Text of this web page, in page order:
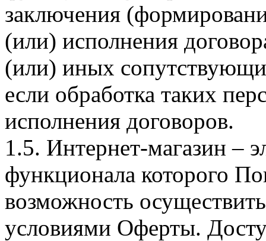
заключения
(или) исполнения
(или) иных
если обработка таких
исполнения договоров.
1.5. Интернет-магазин –
функционала которого
возможность
условиями Оферты.